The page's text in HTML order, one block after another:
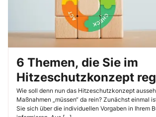
6 Themen, die Sie im
Hitzeschutzkonzept
sollten
Wie soll denn nun das Hitzeschutzkonzept
Maßnahmen „müssen“ da rein? Zunächst einmal
Sie sich über die individuellen Vorgaben in Ihrem